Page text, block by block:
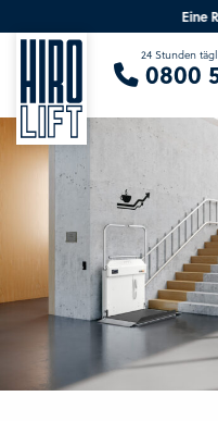
Eine Runde
24 Stunden
0800
Ihre PLZ